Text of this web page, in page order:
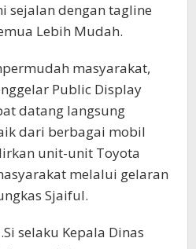
sejalan dengan tagline
Lebih Mudah.
masyarakat,
Public Display
datang langsung
dari berbagai mobil
unit-unit Toyota
melalui gelaran
Sjaiful.
selaku Kepala Dinas